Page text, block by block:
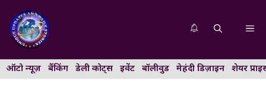
content
ऑटो न्यूज़ बैंकिंग डेली कोट्स इवेंट बॉलीवुड मेहंदी डिज़ाइन शेयर